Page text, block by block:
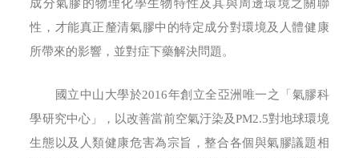
成分氣膠的物理化學生物特性及其與周邊環境之關聯
性，才能真正釐清氣膠中的特定成分對環境及人體健康
所帶來的影響，並對症下藥解決問題。
國立中山大學於2016年創立全亞洲唯一之「氣膠科
學研究中心」，以改善當前空氣汙染及PM2.5對地球環境
生態以及人類健康危害為宗旨，整合各個與氣膠議題相